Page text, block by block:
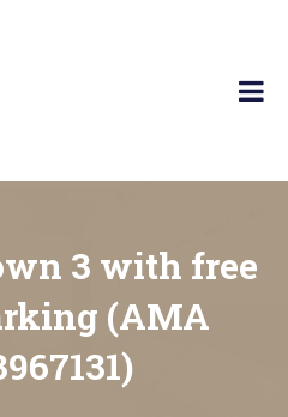
3 with free
(AMA